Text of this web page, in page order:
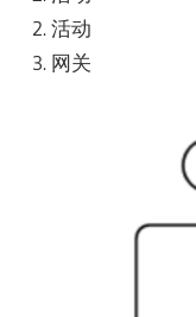
活动
网关